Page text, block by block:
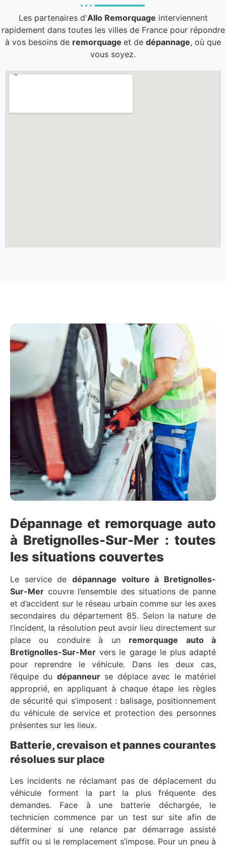
Les partenaires d'Allo Remorquage interviennent
rapidement dans toutes les villes de France pour répondre
à vos besoins de remorquage et de dépannage, où que
vous soyez.
Dépannage et remorquage auto
à Bretignolles-Sur-Mer : toutes
les situations couvertes
Le service de dépannage voiture à Bretignolles-
Sur-Mer couvre l’ensemble des situations de panne
et d’accident sur le réseau urbain comme sur les axes
secondaires du département 85. Selon la nature de
l’incident, la résolution peut avoir lieu directement sur
place ou conduire à un remorquage auto à
Bretignolles-Sur-Mer vers le garage le plus adapté
pour reprendre le véhicule. Dans les deux cas,
l’équipe du dépanneurse déplace avec le matériel
approprié, en appliquant à chaque étape les règles
de sécurité qui s’imposent : balisage, positionnement
du véhicule de service et protection des personnes
présentes sur les lieux.
Batterie, crevaison et pannes courantes
résolues sur place
Les incidents ne réclamant pas de déplacement du
véhicule forment la part la plus fréquente des
demandes. Face à une batterie déchargée, le
technicien commence par un test sur site afin de
déterminer si une relance par démarrage assisté
suffit ou si le remplacement s’impose. Pour un pneu à